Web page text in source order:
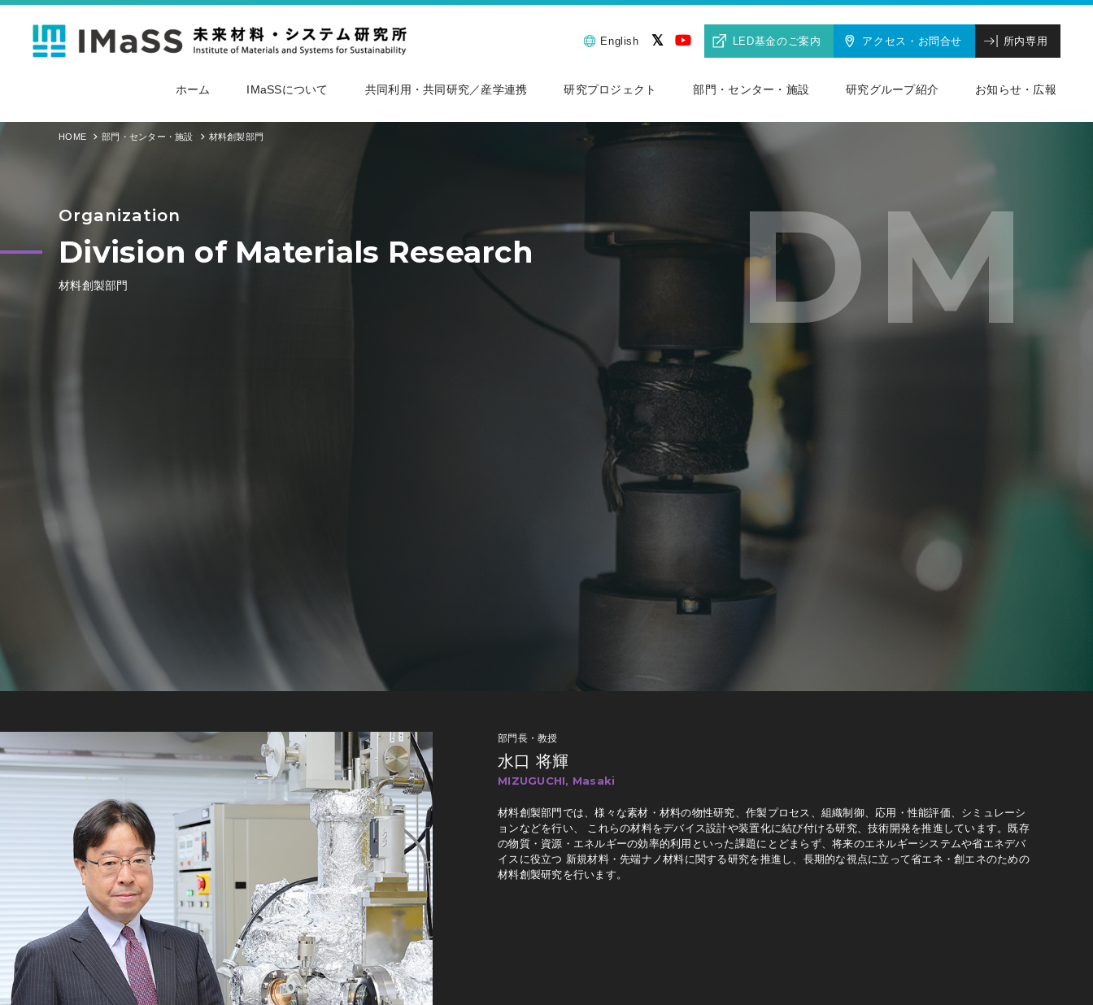
English LED基金のご案内 アクセス・お問合せ 所内専用
ホーム IMaSSについて 共同利用・共同研究／産学連携 研究プロジェクト 部門・センター・施設 研究グループ紹介 お知らせ・広報
HOME 部門・センター・施設 材料創製部門
DM
Organization
Division of Materials Research
材料創製部門
部門長・教授
水口 将輝
MIZUGUCHI, Masaki
材料創製部門では、様々な素材・材料の物性研究、作製プロセス、組織制御、応用・性能評価、シミュレーシ
ョンなどを行い、 これらの材料をデバイス設計や装置化に結び付ける研究、技術開発を推進しています。既存
の物質・資源・エネルギーの効率的利用といった課題にとどまらず、将来のエネルギーシステムや省エネデバ
イスに役立つ 新規材料・先端ナノ材料に関する研究を推進し、長期的な視点に立って省エネ・創エネのための
材料創製研究を行います。